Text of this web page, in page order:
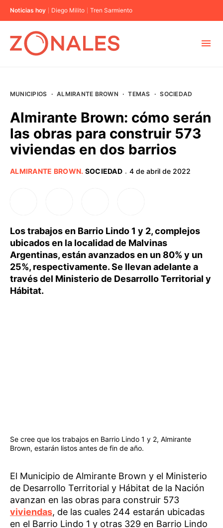
Noticias hoy Diego Milito Tren Sarmiento
BUENOS AIRES
MUNICIPIOS · ALMIRANTE BROWN · TEMAS · SOCIEDAD
Almirante Brown: cómo serán
las obras para construir 573
viviendas en dos barrios
ALMIRANTE BROWN. SOCIEDAD · 4 de abril de 2022
Los trabajos en Barrio Lindo 1 y 2, complejos
ubicados en la localidad de Malvinas
Argentinas, están avanzados en un 80% y un
25%, respectivamente. Se llevan adelante a
través del Ministerio de Desarrollo Territorial y
Hábitat.
Se cree que los trabajos en Barrio Lindo 1 y 2, Almirante
Brown, estarán listos antes de fin de año.
El Municipio de Almirante Brown y el Ministerio
de Desarrollo Territorial y Hábitat de la Nación
avanzan en las obras para construir 573
viviendas, de las cuales 244 estarán ubicadas
en el Barrio Lindo 1 y otras 329 en Barrio Lindo